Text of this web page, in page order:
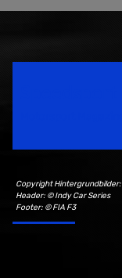
Copyright Hintergrundbilder:
Header: © Indy Car Series
Footer: © FIA F3